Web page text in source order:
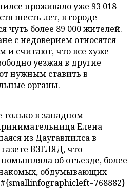
проживало уже 93 018
шесть лет, в городе
чуть более 89 000 жителей.
с недоверием относятся
и считают, что все хуже –
уезжая в другие
нужным ставить в
органы.
в западном
Елена
из Даугавпилса в
ВЗГЛЯД, что
об отъезде, более
обдумывающих